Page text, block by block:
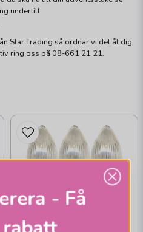
undertill
Star Trading så ordnar vi det åt dig,
ring oss på 08-661 21 21.
- Få